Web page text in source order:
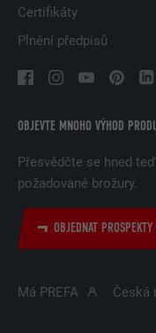
OBJEVTE MNOHO VÝHOD
Přesvědčte se hned
požadované brožury.
OBJEDNAT
Certifikáty
Plnění předpisů
Má PREFA Česká